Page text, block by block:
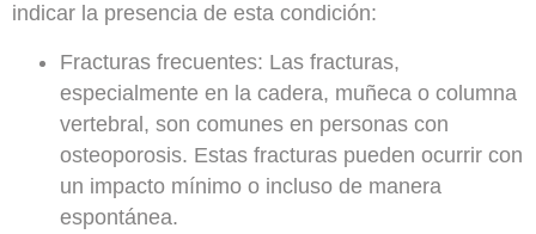
indicar la presencia de esta condición:
Fracturas frecuentes: Las fracturas,
especialmente en la cadera, muñeca o columna
vertebral, son comunes en personas con
osteoporosis. Estas fracturas pueden ocurrir con
un impacto mínimo o incluso de manera
espontánea.